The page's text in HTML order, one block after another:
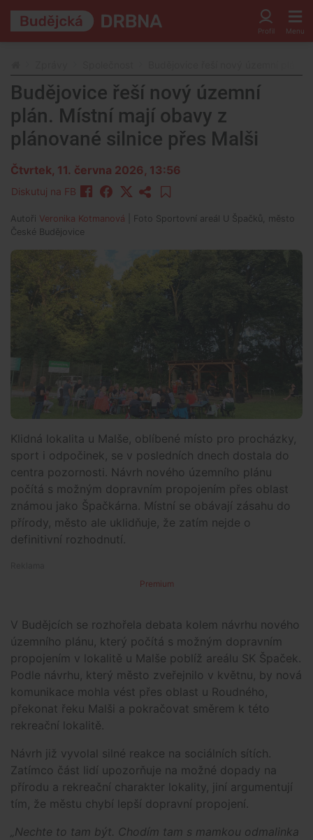
Budějovice řeší nový územní
plán. Místní mají obavy z
plánované silnice přes Malši
Čtvrtek, 11. června 2026, 13:56
Diskutuj na FB
Autoři Veronika Kotmanová | Foto Sportovní areál U Špačků, město
České Budějovice
Klidná lokalita u Malše, oblíbené místo pro procházky,
sport i odpočinek, se v posledních dnech dostala do
centra pozornosti. Návrh nového územního plánu
počítá s možným dopravním propojením přes oblast
známou jako Špačkárna. Místní se obávají zásahu do
přírody, město ale uklidňuje, že zatím nejde o
definitivní rozhodnutí.
Premium
V Budějcích se rozhořela debata kolem návrhu nového
územního plánu, který počítá s možným dopravním
propojením v lokalitě u Malše poblíž areálu SK Špaček.
Podle návrhu, který město zveřejnilo v květnu, by nová
komunikace mohla vést přes oblast u Roudného,
překonat řeku Malši a pokračovat směrem k této
rekreační lokalitě.
Návrh již vyvolal silné reakce na sociálních sítích.
Zatímco část lidí upozorňuje na možné dopady na
přírodu a rekreační charakter lokality, jiní argumentují
tím, že městu chybí lepší dopravní propojení.
„Nechte to tam být. Chodím tam s mamkou odmalinka